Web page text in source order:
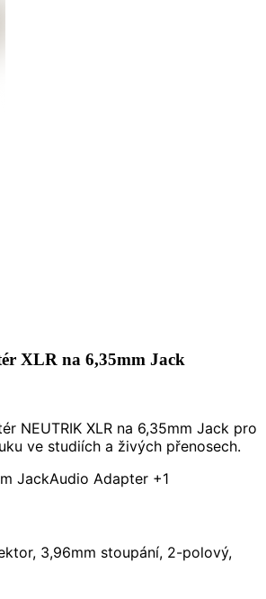
XLR na 6,35mm Jack
NEUTRIK XLR na 6,35mm Jack pro
ve studiích a živých přenosech.
JackAudio Adapter +1
3,96mm stoupání, 2-polový,